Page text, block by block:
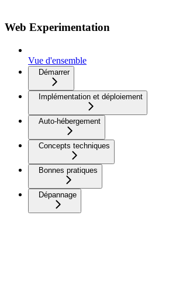
Web Experimentation
Vue d'ensemble
Démarrer
Implémentation et déploiement
Auto-hébergement
Concepts techniques
Bonnes pratiques
Dépannage